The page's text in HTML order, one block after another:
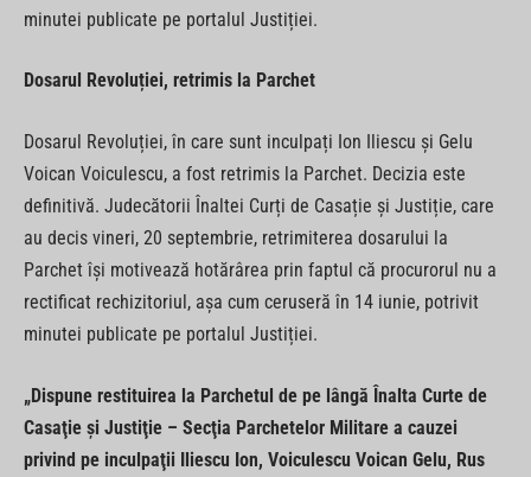
minutei publicate pe portalul Justiției.
Dosarul Revoluției, retrimis la Parchet
Dosarul Revoluției, în care sunt inculpați Ion Iliescu și Gelu
Voican Voiculescu, a fost retrimis la Parchet. Decizia este
definitivă. Judecătorii Înaltei Curți de Casație și Justiție, care
au decis vineri, 20 septembrie, retrimiterea dosarului la
Parchet își motivează hotărârea prin faptul că procurorul nu a
rectificat rechizitoriul, așa cum ceruseră în 14 iunie, potrivit
minutei publicate pe portalul Justiției.
„Dispune restituirea la Parchetul de pe lângă Înalta Curte de
Casaţie şi Justiţie – Secţia Parchetelor Militare a cauzei
privind pe inculpaţii Iliescu Ion, Voiculescu Voican Gelu, Rus